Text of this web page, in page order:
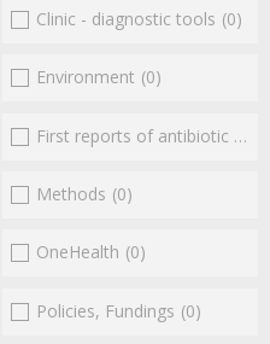
Clinic - diagnostic tools (0)
Environment (0)
First reports of antibiotic resistance
Methods (0)
(2)
OneHealth (0)
Policies, Fundings (0)